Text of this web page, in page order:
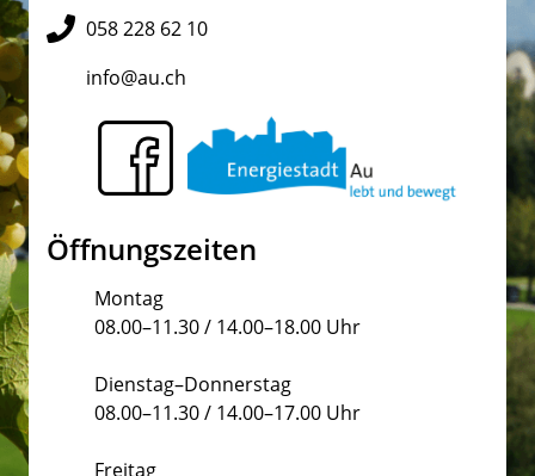
058 228 62 10
info@au.ch
Öffnungszeiten
Montag
08.00–11.30 / 14.00–18.00 Uhr
Dienstag–Donnerstag
08.00–11.30 / 14.00–17.00 Uhr
Freitag